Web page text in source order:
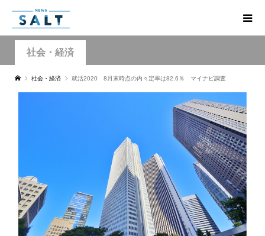
社会・経済
社会・経済 就活2020 8月末時点の内々定率は82.6％ マイナビ調査